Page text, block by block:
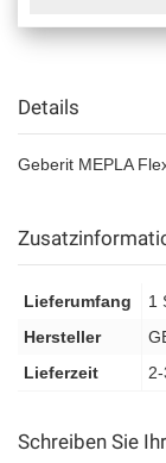
Details
Geberit MEPLA
Lieferumfang
1
Hersteller
Lieferzeit
Schreiben Sie